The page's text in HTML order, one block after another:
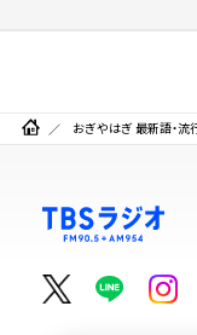
おぎやはぎ 最新語・